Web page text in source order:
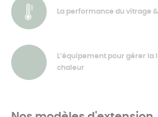
La performance du vitrage
L’équipement pour gérer la
chaleur